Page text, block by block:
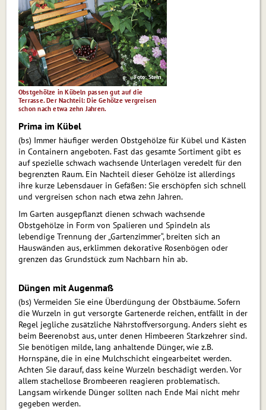
Foto: Stein
Obstgehölze in Kübeln passen gut auf die
Terrasse. Der Nachteil: Die Gehölze vergreisen
schon nach etwa zehn Jahren.
Prima im Kübel
(bs) Im­mer häufiger werden Obstgehölze für Kübel und Kästen
in Containern angeboten. Fast das gesamte Sortiment gibt es
auf spezielle schwach wachsende Unterlagen veredelt für den
begrenzten Raum. Ein Nachteil dieser Gehölze ist allerdings
ihre kurze Le­bensdauer in Gefäßen: Sie erschöpfen sich schnell
und vergreisen schon nach etwa zehn Jahren.
Im Garten ausgepflanzt dienen schwach wachsende
Obstgehölze in Form von Spalieren und Spindeln als
lebendige Trennung der „Gartenzimmer“, breiten sich an
Hauswänden aus, erklimmen dekorative Ro­sen­bö­gen oder
grenzen das Grundstück zum Nachbarn hin ab.
Düngen mit Augenmaß
(bs) Vermeiden Sie eine Überdüngung der Obstbäume. Sofern
die Wur­zeln in gut versorgte Gartenerde reichen, entfällt in der
Re­gel jegliche zusätz­liche Nährstoffversor­gung. Anders sieht es
beim Beerenobst aus, unter denen Himbeeren Starkzehrer sind.
Sie benötigen milde, lang anhaltende Dünger, wie z.B.
Hornspäne, die in eine Mulchschicht eingearbeitet werden.
Achten Sie darauf, dass keine Wurzeln beschädigt werden. Vor
allem stachel­lose Brombeeren reagieren problematisch.
Langsam wirkende Dünger sollten nach Ende Mai nicht mehr
gegeben werden.